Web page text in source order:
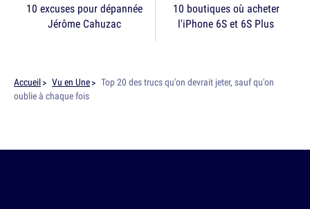
10 excuses pour dépannée
Jérôme Cahuzac
10 boutiques où acheter
l'iPhone 6S et 6S Plus
Accueil Vu en Une
Top 20 des trucs qu'on devrait jeter, sauf qu'on
oublie à chaque fois